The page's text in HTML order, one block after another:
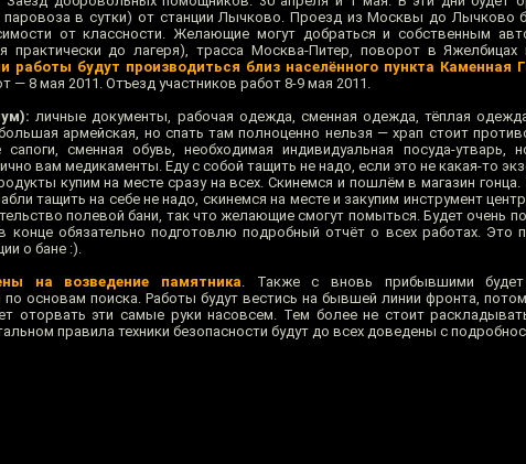
в сутки) от станции Лычково. Проезд из Москвы до Лычково
от классности. Желающие могут добраться и собственным
практически до лагеря), трасса Москва-Питер, поворот в Яжелбицах
работы будут производиться близ населённого пункта Каменная
— 8 мая 2011. Отъезд участников работ 8-9 мая 2011.
личные документы, рабочая одежда, сменная одежда, тёплая
армейская, но спать там полноценно нельзя — храп стоит
сменная обувь, необходимая индивидуальная посуда-утварь,
вам медикаменты. Еду с собой тащить не надо, если это не какая-то
купим на месте сразу на всех. Скинемся и пошлём в магазин
тащить на себе не надо, скинемся на месте и закупим инструмент
полевой бани, так что желающие смогут помыться. Будет очень
конце обязательно подготовлю подробный отчёт о всех работах. Это
о бане :).
на возведение памятника. Также с вновь прибывшими будет
по основам поиска. Работы будут вестись на бывшей линии фронта,
оторвать эти самые руки насовсем. Тем более не стоит
правила техники безопасности будут до всех доведены с